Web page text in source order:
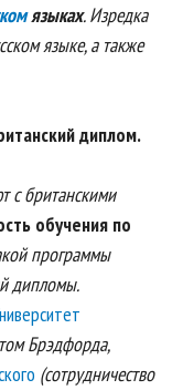
языках. Изредка
языке, а также
диплом.
с британскими
обучения по
программы
дипломы.
Брэдфорда,
(сотрудничество